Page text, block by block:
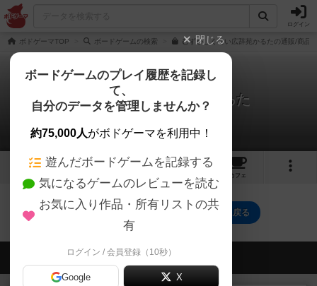
ログイン
ボドゲーマTOP ボードゲームの検索 むずかしくない広辞苑かるたの通販/商品
むずかしくない広辞苑かるた
0件の戦略やコツ
1 2
カフェ
むずかしくない広辞苑かるたのトップに戻る
会員の新しい投稿
閉じる
ボードゲームのプレイ履歴を記録し
て、
自分のデータを管理しませんか？
約75,000人がボドゲーマを利用中！
遊んだボードゲームを記録する
気になるゲームのレビューを読む
お気に入り作品・所有リストの共
有
ログイン / 会員登録（10秒）
Google X